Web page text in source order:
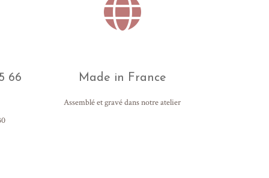
66 Made in France
Assemblé et gravé dans notre atelier